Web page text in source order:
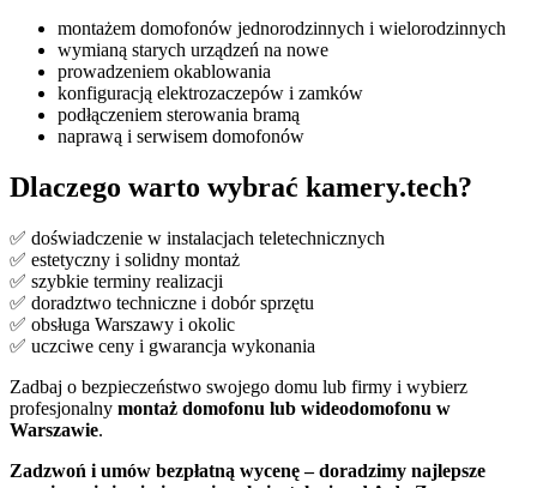
montażem domofonów jednorodzinnych i wielorodzinnych
wymianą starych urządzeń na nowe
prowadzeniem okablowania
konfiguracją elektrozaczepów i zamków
podłączeniem sterowania bramą
naprawą i serwisem domofonów
Dlaczego warto wybrać kamery.tech?
✅ doświadczenie w instalacjach teletechnicznych
✅ estetyczny i solidny montaż
✅ szybkie terminy realizacji
✅ doradztwo techniczne i dobór sprzętu
✅ obsługa Warszawy i okolic
✅ uczciwe ceny i gwarancja wykonania
Zadbaj o bezpieczeństwo swojego domu lub firmy i wybierz
profesjonalny montaż domofonu lub wideodomofonu w
Warszawie.
Zadzwoń i umów bezpłatną wycenę – doradzimy najlepsze